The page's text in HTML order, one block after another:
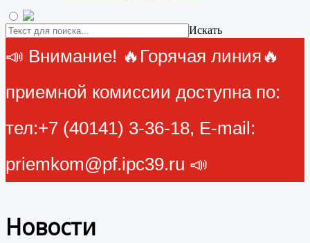
Искать
📣 Внимание! 🔥Горячая линия🔥
приемной комиссии доступна по:
тел:+7 (40141) 3-36-18, E-mail:
priemkom@pf.ipc39.ru 📣
Новости